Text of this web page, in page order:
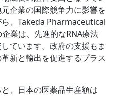
企業の国際競争力に影響を
、Takeda Pharmaceutical
業は、先進的なRNA療法
ています。政府の支援もま
新と輸出を促進するプラス
、日本の医薬品生産額は